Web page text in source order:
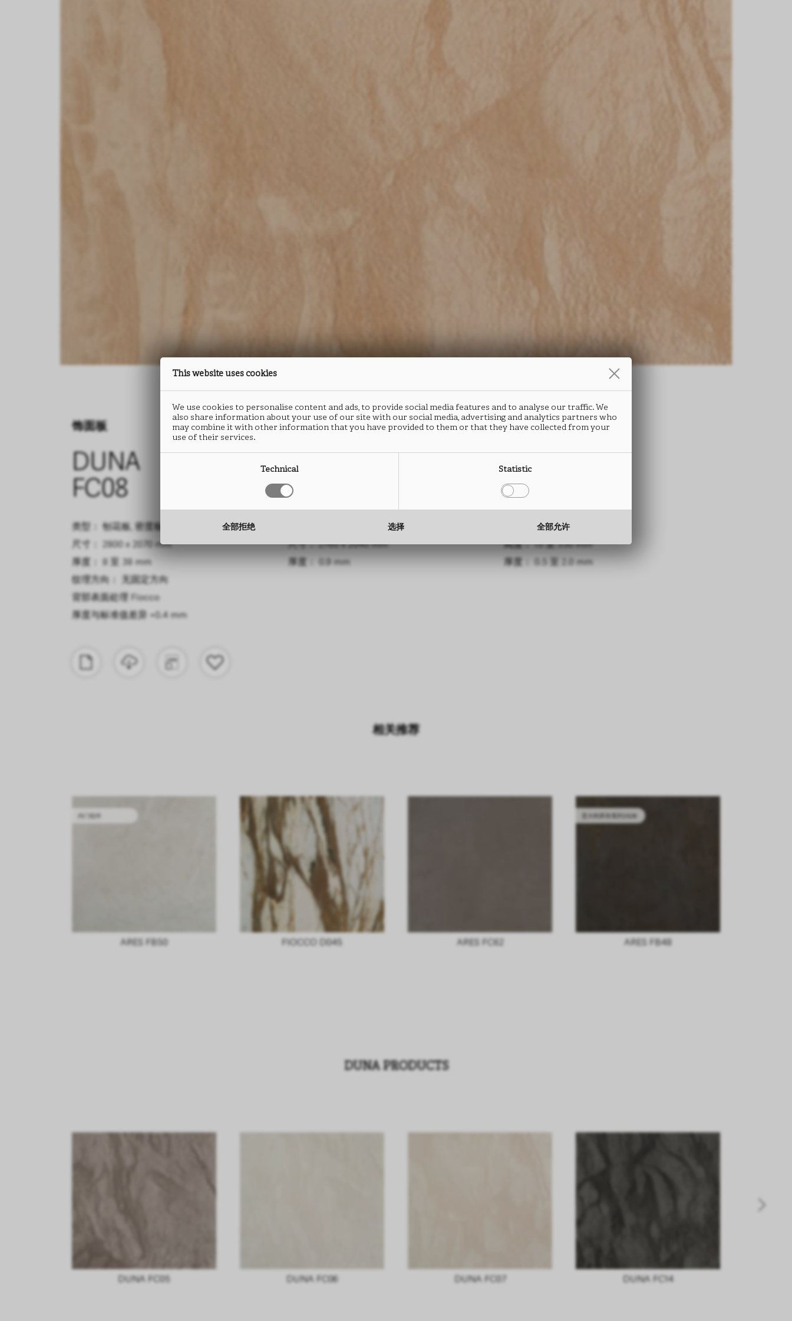
饰面板
DUNA
FC08
类型： 刨花板, 密度板
尺寸： 2800 x 2070 mm
厚度： 8 至 38 mm
纹理方向： 无固定方向
背部表面处理
Fiocco
厚度与标准值差异
+0.4 mm
防火板
DUNA
FC08
尺寸： 2760 x 2040 mm
厚度： 0.9 mm
封边条
DUNA
FC08
类型： ABS封边条
高度： 15 至 330 mm
厚度： 0.5 至 2.0 mm
相关推荐
ARES FB50 FIOCCO D045 ARES FC62 ARES FB48
DUNA PRODUCTS
DUNA FC05 DUNA FC06 DUNA FC07 DUNA FC14
This website uses cookies
We use cookies to personalise content and ads, to provide social media features and to analyse our traffic. We
also share information about your use of our site with our social media, advertising and analytics partners who
may combine it with other information that you have provided to them or that they have collected from your
use of their services.
Technical Statistic
全部拒绝 选择 全部允许